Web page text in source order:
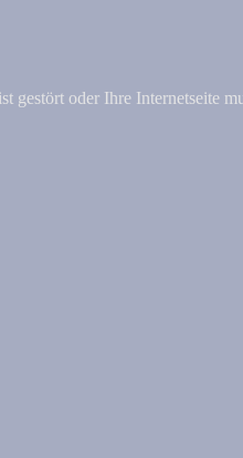
oder Ihre Internetseite